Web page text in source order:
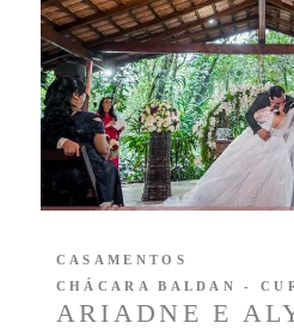
ARIADNE E
CASAMENTOS
CHÁCARA BALDAN -